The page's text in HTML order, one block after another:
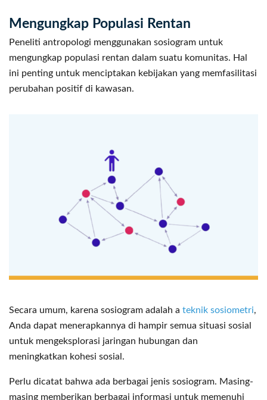
Mengungkap Populasi Rentan
Peneliti antropologi menggunakan sosiogram untuk
mengungkap populasi rentan dalam suatu komunitas. Hal
ini penting untuk menciptakan kebijakan yang memfasilitasi
perubahan positif di kawasan.
Secara umum, karena sosiogram adalah a teknik sosiometri,
Anda dapat menerapkannya di hampir semua situasi sosial
untuk mengeksplorasi jaringan hubungan dan
meningkatkan kohesi sosial.
Perlu dicatat bahwa ada berbagai jenis sosiogram. Masing-
masing memberikan berbagai informasi untuk memenuhi